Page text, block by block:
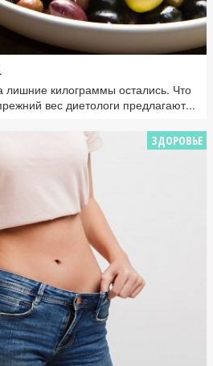
лишние килограммы остались. Что
вес диетологи предлагают...
ЗДОРОВЬЕ